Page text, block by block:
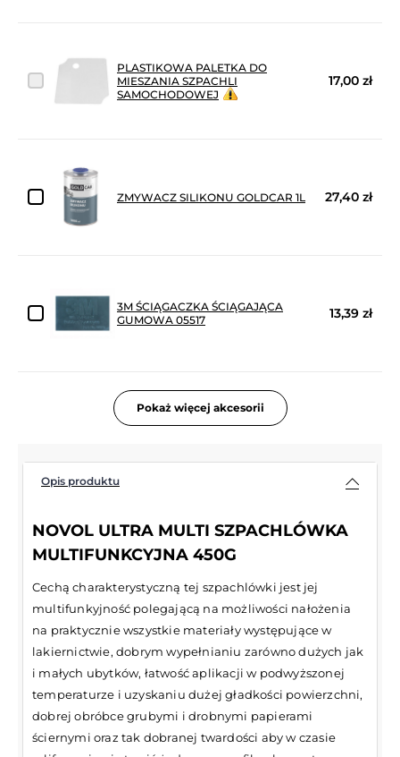
PLASTIKOWA PALETKA DO
MIESZANIA SZPACHLI
SAMOCHODOWEJ
17,00 zł
ZMYWACZ SILIKONU GOLDCAR 1L 27,40 zł
3M ŚCIĄGACZKA ŚCIĄGAJĄCA
GUMOWA 05517
13,39 zł
Pokaż więcej akcesorii
Opis produktu
NOVOL ULTRA MULTI SZPACHLÓWKA
MULTIFUNKCYJNA 450G
Cechą charakterystyczną tej szpachlówki jest jej
multifunkyjność polegającą na możliwości nałożenia
na praktycznie wszystkie materiały występujące w
lakiernictwie, dobrym wypełnianiu zarówno dużych jak
i małych ubytków, łatwość aplikacji w podwyższonej
temperaturze i uzyskaniu dużej gładkości powierzchni,
dobrej obróbce grubymi i drobnymi papierami
ściernymi oraz tak dobranej twardości aby w czasie